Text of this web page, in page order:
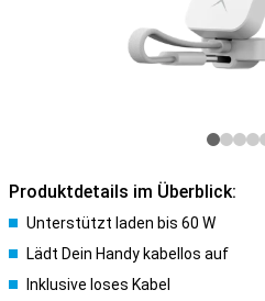
Produktdetails im Überblick:
Unterstützt laden bis 60 W
Lädt Dein Handy kabellos auf
Inklusive loses Kabel